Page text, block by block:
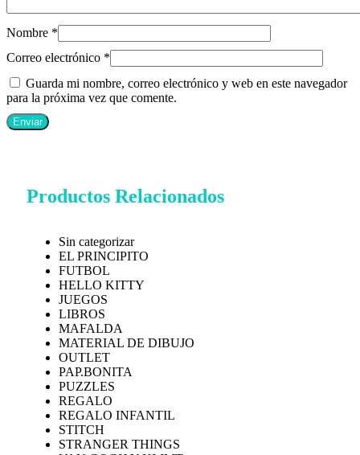
Nombre *
Correo electrónico *
Guarda mi nombre, correo electrónico y web en este navegador
para la próxima vez que comente.
Productos Relacionados
Sin categorizar
EL PRINCIPITO
FUTBOL
HELLO KITTY
JUEGOS
LIBROS
MAFALDA
MATERIAL DE DIBUJO
OUTLET
PAP.BONITA
PUZZLES
REGALO
REGALO INFANTIL
STITCH
STRANGER THINGS